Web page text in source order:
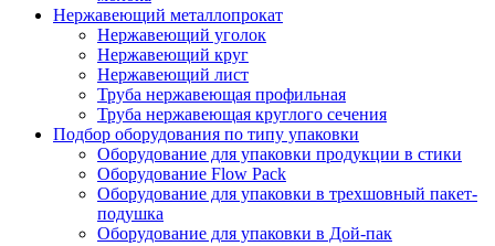
Нержавеющий металлопрокат
Нержавеющий уголок
Нержавеющий круг
Нержавеющий лист
Труба нержавеющая профильная
Труба нержавеющая круглого сечения
Подбор оборудования по типу упаковки
Оборудование для упаковки продукции в стики
Оборудование Flow Pack
Оборудование для упаковки в трехшовный пакет-
подушка
Оборудование для упаковки в Дой-пак